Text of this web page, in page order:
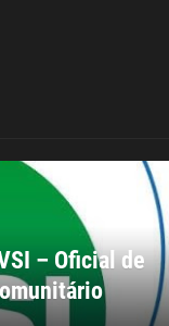
– Oficial de